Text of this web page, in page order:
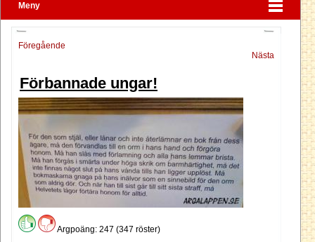
Meny
Föregående
Nästa
Förbannade ungar!
Argpoäng: 247 (347 röster)